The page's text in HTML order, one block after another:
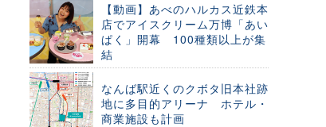
【動画】あべのハルカス近鉄本
店でアイスクリーム万博「あい
ぱく」開幕 100種類以上が集
結
なんば駅近くのクボタ旧本社跡
地に多目的アリーナ ホテル・
商業施設も計画